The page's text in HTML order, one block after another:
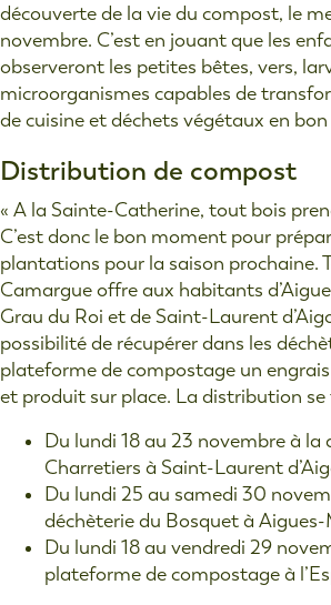
découverte de la vie du compost, le
novembre. C’est en jouant que les
observeront les petites bêtes, vers,
microorganismes capables de
de cuisine et déchets végétaux en
Distribution de compost
« A la Sainte-Catherine, tout bois
C’est donc le bon moment pour
plantations pour la saison prochaine.
Camargue offre aux habitants
Grau du Roi et de Saint-Laurent
possibilité de récupérer dans les
plateforme de compostage un
et produit sur place. La distribution se
Du lundi 18 au 23 novembre à la
Charretiers à Saint-Laurent
Du lundi 25 au samedi 30
déchèterie du Bosquet à
Du lundi 18 au vendredi 29
plateforme de compostage à